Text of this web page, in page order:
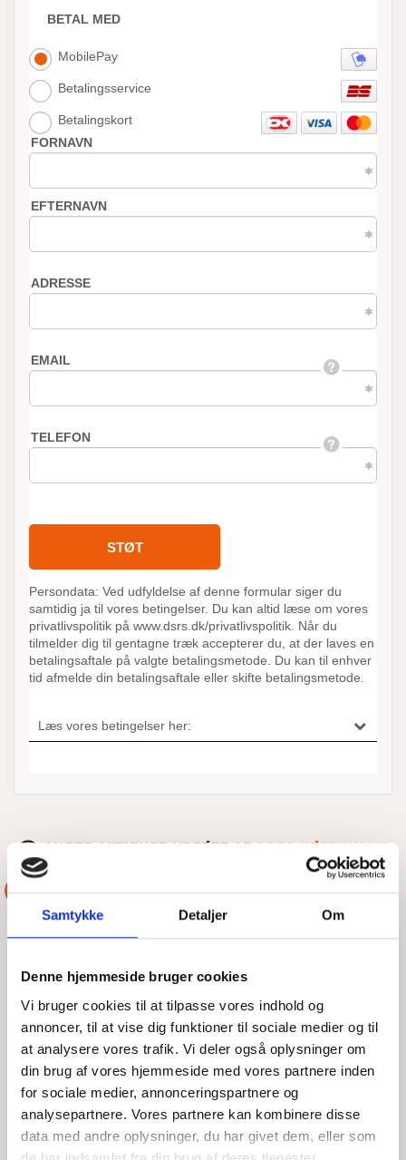
Samtykke Detaljer Om
Denne hjemmeside bruger cookies
Vi bruger cookies til at tilpasse vores indhold og
annoncer, til at vise dig funktioner til sociale medier og til
at analysere vores trafik. Vi deler også oplysninger om
din brug af vores hjemmeside med vores partnere inden
for sociale medier, annonceringspartnere og
analysepartnere. Vores partnere kan kombinere disse
data med andre oplysninger, du har givet dem, eller som
ANDRE AKTIONER UDFØRT AFDSRS KØBENHAVN
LILLE 11 FODS BÅD MED MOTORSKADE
ASSISTANCE